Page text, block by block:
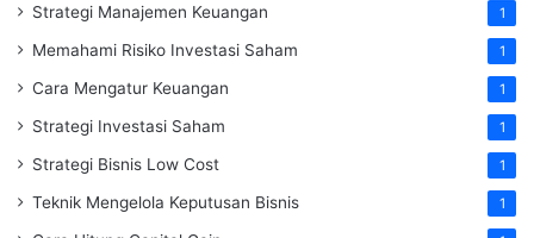
Strategi Manajemen Keuangan 1
Memahami Risiko Investasi Saham 1
Cara Mengatur Keuangan 1
Strategi Investasi Saham 1
Strategi Bisnis Low Cost 1
Teknik Mengelola Keputusan Bisnis 1